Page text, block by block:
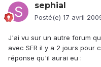
sephial
Posté(e) 17 avril
J'ai vu sur un autre forum
avec SFR il y a 2 jours pour
réponse qu'il aurai eu :